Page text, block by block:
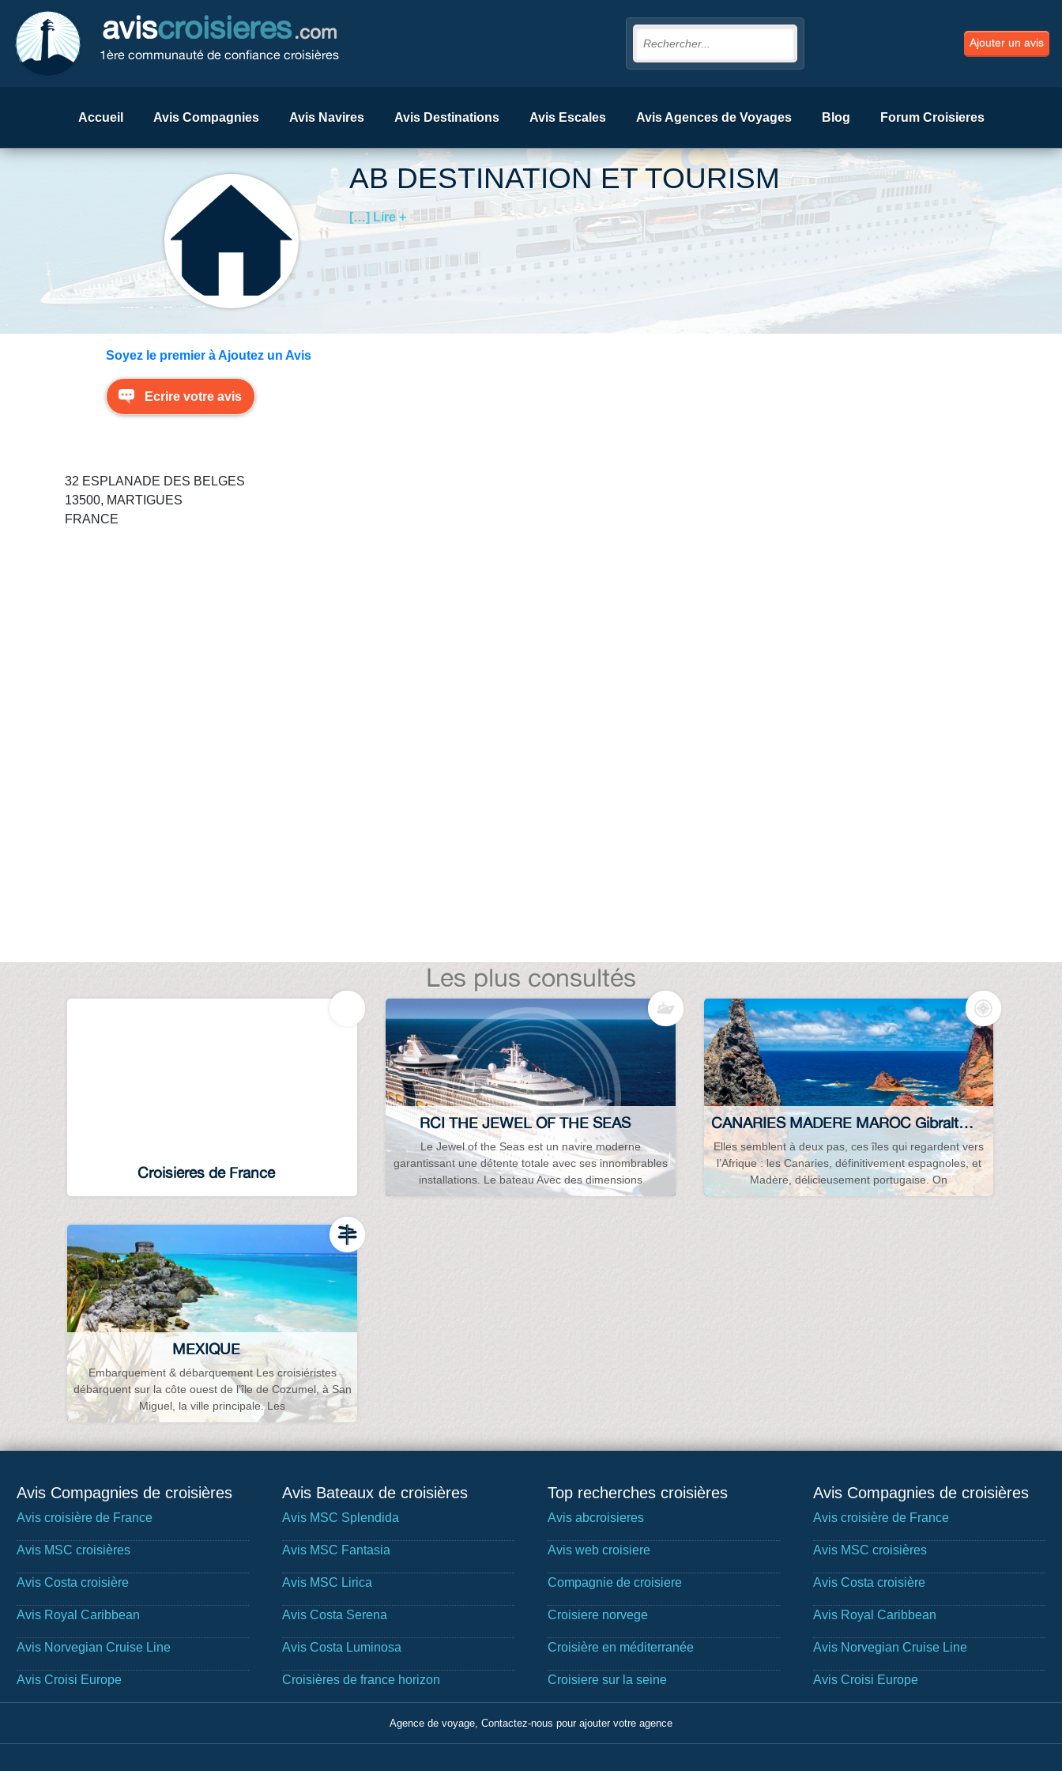
aviscroisieres.com
1ère communauté de confiance croisières
Ajouter un avis
Accueil Avis Compagnies Avis Navires Avis Destinations Avis Escales Avis Agences de Voyages Blog Forum Croisieres
AB DESTINATION ET TOURISM
[…] Lire +
Soyez le premier à Ajoutez un Avis
Ecrire votre avis
32 ESPLANADE DES BELGES
13500, MARTIGUES
FRANCE
Les plus consultés
Croisieres de France
RCI THE JEWEL OF THE SEAS
Le Jewel of the Seas est un navire moderne
garantissant une détente totale avec ses innombrables
installations. Le bateau Avec des dimensions
CANARIES MADERE MAROC Gibraltar Espagne France Portugal...
Elles semblent à deux pas, ces îles qui regardent vers
l’Afrique : les Canaries, définitivement espagnoles, et
Madère, délicieusement portugaise. On
MEXIQUE
Embarquement & débarquement Les croisiéristes
débarquent sur la côte ouest de l’île de Cozumel, à San
Miguel, la ville principale. Les
Avis Compagnies de croisières
Avis croisière de France
Avis MSC croisières
Avis Costa croisière
Avis Royal Caribbean
Avis Norvegian Cruise Line
Avis Croisi Europe
Avis Bateaux de croisières
Avis MSC Splendida
Avis MSC Fantasia
Avis MSC Lirica
Avis Costa Serena
Avis Costa Luminosa
Croisières de france horizon
Top recherches croisières
Avis abcroisieres
Avis web croisiere
Compagnie de croisiere
Croisiere norvege
Croisière en méditerranée
Croisiere sur la seine
Avis Compagnies de croisières
Avis croisière de France
Avis MSC croisières
Avis Costa croisière
Avis Royal Caribbean
Avis Norvegian Cruise Line
Avis Croisi Europe
Agence de voyage, Contactez-nous pour ajouter votre agence